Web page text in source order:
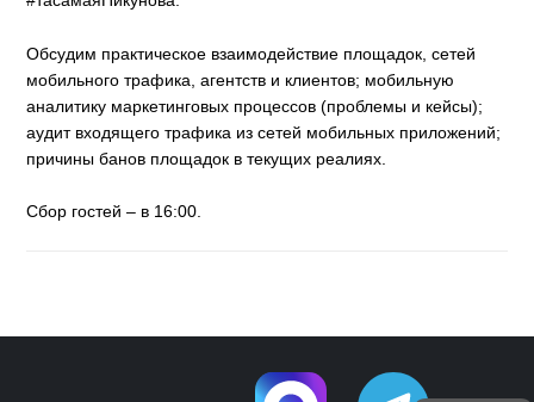
Обсудим практическое взаимодействие площадок, сетей
мобильного трафика, агентств и клиентов; мобильную
аналитику маркетинговых процессов (проблемы и кейсы);
аудит входящего трафика из сетей мобильных приложений;
причины банов площадок в текущих реалиях.
Сбор гостей – в 16:00.